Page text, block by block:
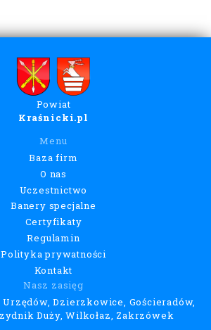
Powiat
Kraśnicki.pl
Menu
Baza firm
O nas
Uczestnictwo
Banery specjalne
Certyfikaty
Regulamin
Polityka prywatności
Kontakt
Nasz zasięg
Dzierzkowice, Gościeradów,
Duży, Wilkołaz, Zakrzówek